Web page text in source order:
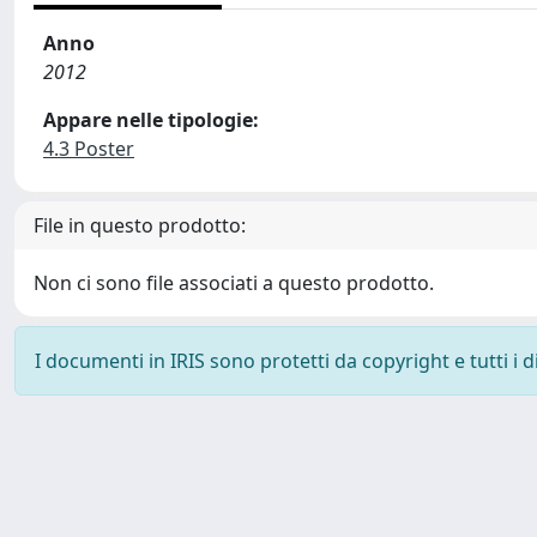
Anno
2012
Appare nelle tipologie:
4.3 Poster
File in questo prodotto:
Non ci sono file associati a questo prodotto.
I documenti in IRIS sono protetti da copyright e tutti i